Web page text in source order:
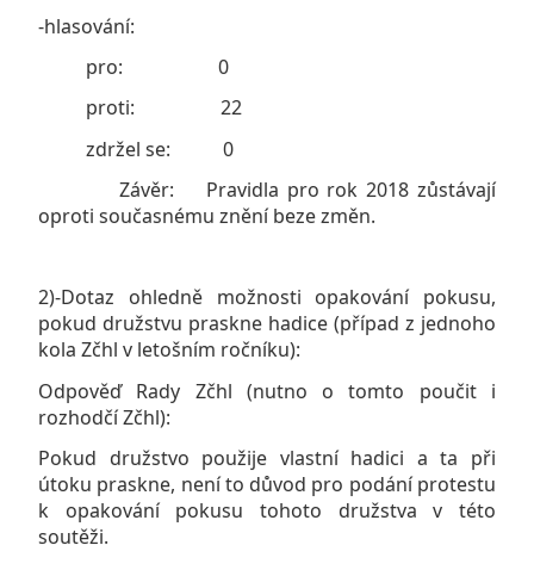
-hlasování:
pro: 0
proti: 22
zdržel se: 0
Závěr: Pravidla pro rok 2018 zůstávají
oproti současnému znění beze změn.
2)-Dotaz ohledně možnosti opakování pokusu,
pokud družstvu praskne hadice (případ z jednoho
kola Zčhl v letošním ročníku):
Odpověď Rady Zčhl (nutno o tomto poučit i
rozhodčí Zčhl):
Pokud družstvo použije vlastní hadici a ta při
útoku praskne, není to důvod pro podání protestu
k opakování pokusu tohoto družstva v této
soutěži.